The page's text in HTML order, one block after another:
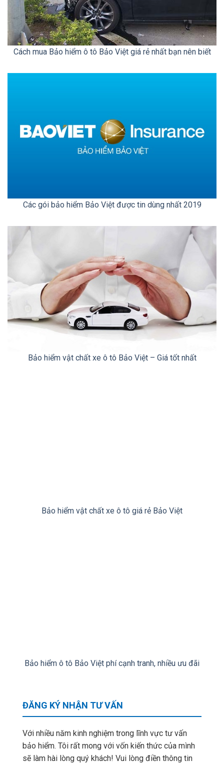
Cách mua Bảo hiểm ô tô Bảo Việt giá rẻ nhất bạn nên biết
Các gói bảo hiểm Bảo Việt được tin dùng nhất 2019
Bảo hiểm vật chất xe ô tô Bảo Việt – Giá tốt nhất
Bảo hiểm vật chất xe ô tô giá rẻ Bảo Việt
Bảo hiểm ô tô Bảo Việt phí cạnh tranh, nhiều ưu đãi
ĐĂNG KÝ NHẬN TƯ VẤN
Với nhiều năm kinh nghiệm trong lĩnh vực tư vấn
bảo hiểm. Tôi rất mong với vốn kiến thức của mình
sẽ làm hài lòng quý khách! Vui lòng điền thông tin